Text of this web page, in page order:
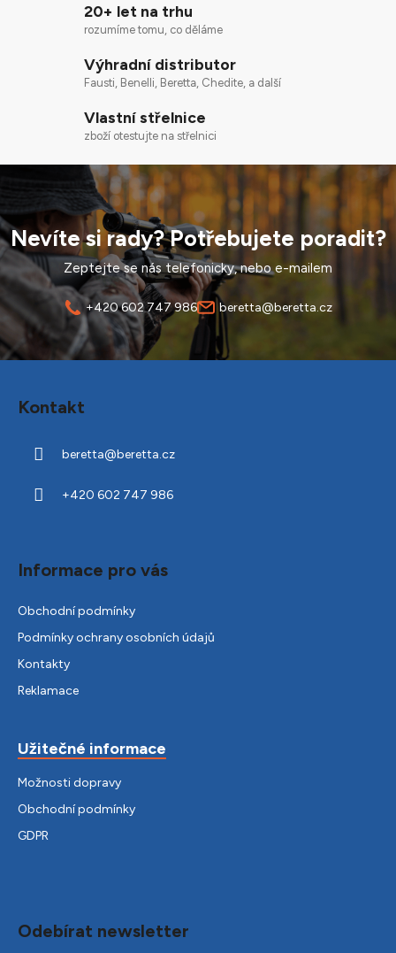
í
p
r
v
k
y
ý
p
i
s
u
í
20+ let na trhu
rozumíme tomu, co děláme
Výhradní distributor
Fausti, Benelli, Beretta, Chedite, a další
Vlastní střelnice
zboží otestujte na střelnici
Nevíte si rady? Potřebujete poradit?
Zeptejte se nás telefonicky, nebo e-mailem
+420 602 747 986 beretta@beretta.cz
Kontakt
beretta@beretta.cz
+420 602 747 986
Informace pro vás
Obchodní podmínky
Podmínky ochrany osobních údajů
Kontakty
Reklamace
Užitečné informace
Možnosti dopravy
Obchodní podmínky
GDPR
Odebírat newsletter